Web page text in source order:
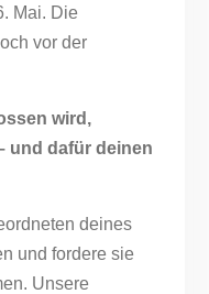
Mai. Die
vor der
wird,
und dafür deinen
deines
und fordere sie
Unsere